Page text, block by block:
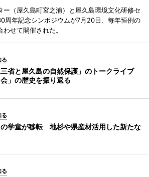
ー（屋久島町宮之浦）と屋久島環境文化研修セ
周年記念シンポジウムが7月20日、毎年恒例の
わせて開催された。
る
三省と屋久島の自然保護」のトークライブ
会」の歴史を振り返る
る
学童が移転 地杉や県産材活用した新たな
る